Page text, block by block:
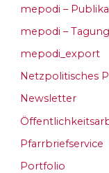
mepodi –
mepodi –
mepodi_export
Netzpolitisches
Newsletter
Pfarrbriefservice
Portfolio